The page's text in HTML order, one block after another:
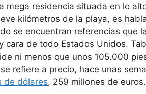
mega residencia situada en lo
kilómetros de la playa, es
se encuentran referencias que
cara de todo Estados Unidos.
ni menos que unos 105.000
refiere a precio, hace unas
de dólares, 259 millones de euros.